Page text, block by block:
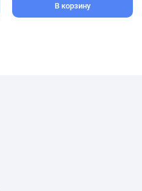
В корзину